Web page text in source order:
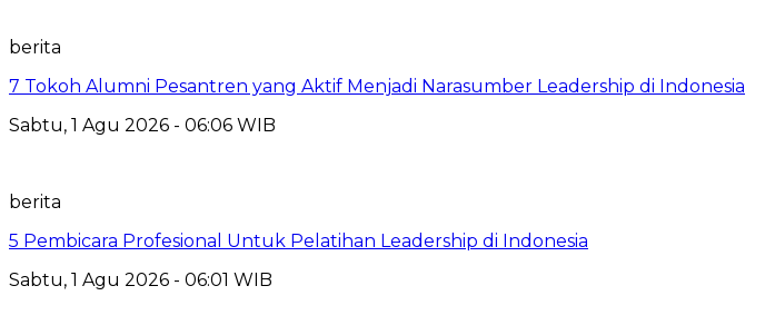
berita
7 Tokoh Alumni Pesantren yang Aktif Menjadi Narasumber Leadership di Indonesia
Sabtu, 1 Agu 2026 - 06:06 WIB
berita
5 Pembicara Profesional Untuk Pelatihan Leadership di Indonesia
Sabtu, 1 Agu 2026 - 06:01 WIB